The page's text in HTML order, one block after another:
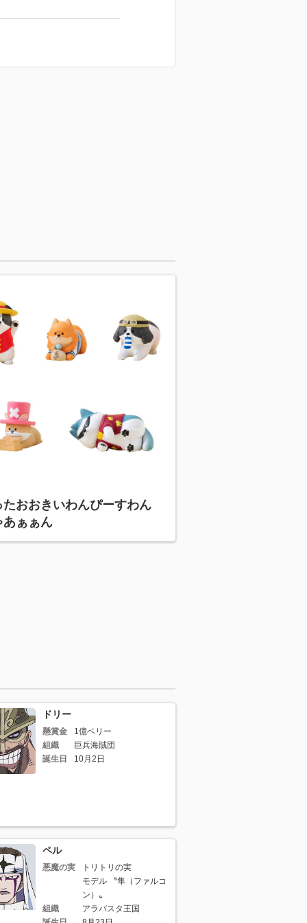
たおおきいわんぴーすわん
あぁぁん
ドリー
懸賞金
1億ベリー
組織
巨兵海賊団
誕生日
10月2日
ペル
悪魔の実
トリトリの実
モデル 〝隼（ファルコ
ン）〟
組織
アラバスタ王国